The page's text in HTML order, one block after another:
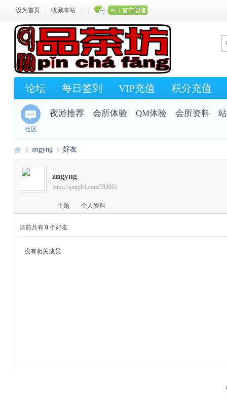
设为首页 收藏本站
论坛 每日签到 VIP充值 积分充值
社区
夜游推荐 会所体验 QM体验 会所资料
›
zngyng 好友
zngyng
https://qmpjb1.com/?83061
主题 个人资料
当前共有 0 个好友
没有相关成员